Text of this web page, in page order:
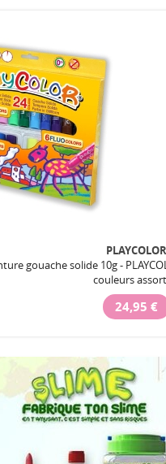
PLAYCOLOR
gouache solide 10g -
couleurs
24,95 €